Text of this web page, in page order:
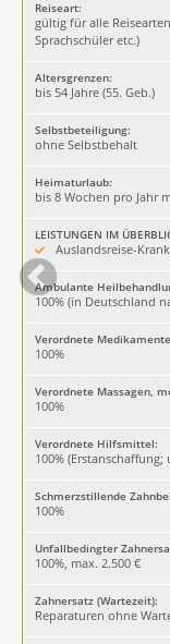
Reiseart:
gültig für alle
Sprachschüler etc.)
Altersgrenzen:
bis 54 Jahre (55. Geb.)
Selbstbeteiligung:
ohne Selbstbehalt
Heimaturlaub:
bis 8 Wochen pro Jahr
LEISTUNGEN IM
Auslandsreise-
Ambulante
100% (in Deutschland
Verordnete
100%
Verordnete Massagen,
100%
Verordnete Hilfsmittel:
100%
Schmerzstillende
100%
Unfallbedingter
100%, max. 2.500 €
Zahnersatz (Wartezeit):
Reparaturen ohne